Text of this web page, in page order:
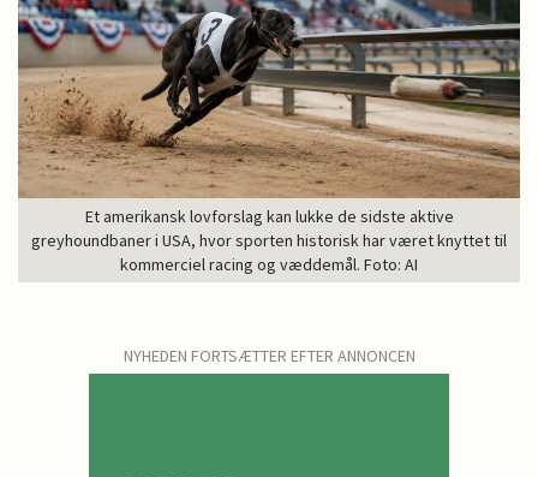
Et amerikansk lovforslag kan lukke de sidste aktive
greyhoundbaner i USA, hvor sporten historisk har været knyttet til
kommerciel racing og væddemål. Foto: AI
NYHEDEN FORTSÆTTER EFTER ANNONCEN